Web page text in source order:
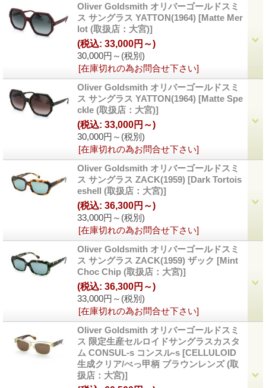
Oliver Goldsmith オリバーゴールドスミ
ス サングラス YATTON(1964) [Matte Mer
lot (取扱店：大宮)]
30,000円～ (税別)
(税込: 33,000円～)
[在庫切れの為お問合せ下さい]
Oliver Goldsmith オリバーゴールドスミ
ス サングラス YATTON(1964) [Matte Spe
ckle (取扱店：大宮)]
30,000円～ (税別)
(税込: 33,000円～)
[在庫切れの為お問合せ下さい]
Oliver Goldsmith オリバーゴールドスミ
ス サングラス ZACK(1959) [Dark Tortois
eshell (取扱店：大宮)]
33,000円～ (税別)
(税込: 36,300円～)
[在庫切れの為お問合せ下さい]
Oliver Goldsmith オリバーゴールドスミ
ス サングラス ZACK(1959) ザック [Mint
Choc Chip (取扱店：大宮)]
33,000円～ (税別)
(税込: 36,300円～)
[在庫切れの為お問合せ下さい]
Oliver Goldsmith オリバーゴールドスミ
ス 限定生産セルロイドサングラスカスタ
ム CONSUL-s コンスル-s [CELLULOID
生成クリア/べっ甲柄 ブラウンレンズ (取
扱店：大宮)]